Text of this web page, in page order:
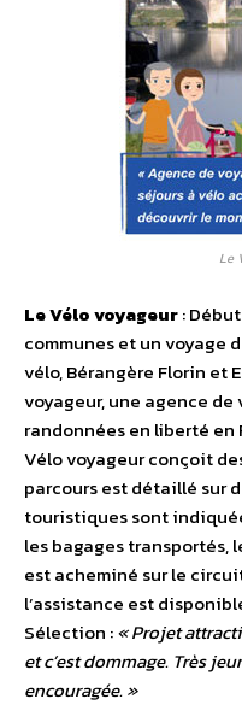
Le
Le Vélo voyageur:
communes et un voyage
vélo, Bérangère Florin et
voyageur, une agence
randonnées en liberté en
Vélo voyageur conçoit
parcours est détaillé sur
touristiques sont
les bagages
est acheminé sur le
l’assistance est
Sélection :« Projet
et c’est dommage. Très
encouragée. »